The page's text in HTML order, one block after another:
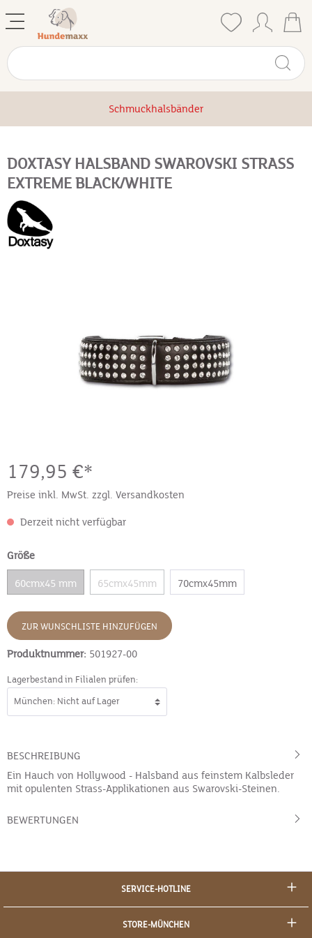
Schmuckhalsbänder
DOXTASY HALSBAND SWAROVSKI STRASS
EXTREME BLACK/WHITE
179,95 €*
Preise inkl. MwSt. zzgl. Versandkosten
Derzeit nicht verfügbar
Größe
60cmx45 mm 65cmx45mm 70cmx45mm
ZUR WUNSCHLISTE HINZUFÜGEN
Produktnummer: 501927-00
Lagerbestand in Filialen prüfen:
BESCHREIBUNG
Ein Hauch von Hollywood - Halsband aus feinstem Kalbsleder
mit opulenten Strass-Applikationen aus Swarovski-Steinen.
BEWERTUNGEN
SERVICE-HOTLINE
STORE-MÜNCHEN